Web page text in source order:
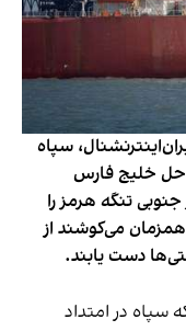
سپاه
خلیج فارس
تنگه هرمز را
می‌کوشند از
دست یابند.
سپاه در امتداد